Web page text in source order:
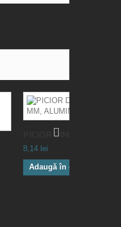
PICIOR DIM...
8,14 lei
Adaugă în coş